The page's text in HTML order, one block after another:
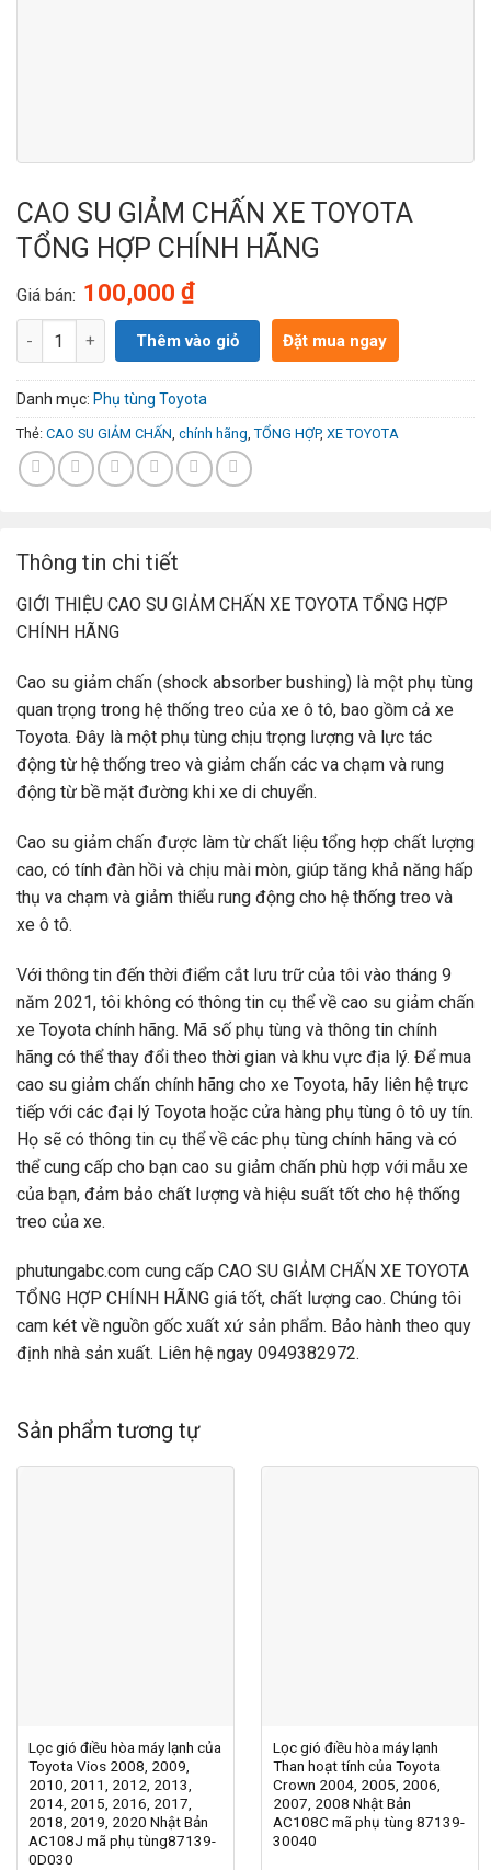
CAO SU GIẢM CHẤN XE TOYOTA
TỔNG HỢP CHÍNH HÃNG
Giá bán: 100,000 ₫
Số lượng
Thêm vào giỏ Đặt mua ngay
Danh mục: Phụ tùng Toyota
Thẻ: CAO SU GIẢM CHẤN, chính hãng, TỔNG HỢP, XE TOYOTA
Thông tin chi tiết
GIỚI THIỆU CAO SU GIẢM CHẤN XE TOYOTA TỔNG HỢP
CHÍNH HÃNG
Cao su giảm chấn (shock absorber bushing) là một phụ tùng
quan trọng trong hệ thống treo của xe ô tô, bao gồm cả xe
Toyota. Đây là một phụ tùng chịu trọng lượng và lực tác
động từ hệ thống treo và giảm chấn các va chạm và rung
động từ bề mặt đường khi xe di chuyển.
Cao su giảm chấn được làm từ chất liệu tổng hợp chất lượng
cao, có tính đàn hồi và chịu mài mòn, giúp tăng khả năng hấp
thụ va chạm và giảm thiểu rung động cho hệ thống treo và
xe ô tô.
Với thông tin đến thời điểm cắt lưu trữ của tôi vào tháng 9
năm 2021, tôi không có thông tin cụ thể về cao su giảm chấn
xe Toyota chính hãng. Mã số phụ tùng và thông tin chính
hãng có thể thay đổi theo thời gian và khu vực địa lý. Để mua
cao su giảm chấn chính hãng cho xe Toyota, hãy liên hệ trực
tiếp với các đại lý Toyota hoặc cửa hàng phụ tùng ô tô uy tín.
Họ sẽ có thông tin cụ thể về các phụ tùng chính hãng và có
thể cung cấp cho bạn cao su giảm chấn phù hợp với mẫu xe
của bạn, đảm bảo chất lượng và hiệu suất tốt cho hệ thống
treo của xe.
phutungabc.com cung cấp CAO SU GIẢM CHẤN XE TOYOTA
TỔNG HỢP CHÍNH HÃNG giá tốt, chất lượng cao. Chúng tôi
cam két về nguồn gốc xuất xứ sản phẩm. Bảo hành theo quy
định nhà sản xuất. Liên hệ ngay 0949382972.
Sản phẩm tương tự
Lọc gió điều hòa máy lạnh của
Toyota Vios 2008, 2009,
2010, 2011, 2012, 2013,
2014, 2015, 2016, 2017,
2018, 2019, 2020 Nhật Bản
AC108J mã phụ tùng87139-
0D030
Lọc gió điều hòa máy lạnh
Than hoạt tính của Toyota
Crown 2004, 2005, 2006,
2007, 2008 Nhật Bản
AC108C mã phụ tùng 87139-
30040